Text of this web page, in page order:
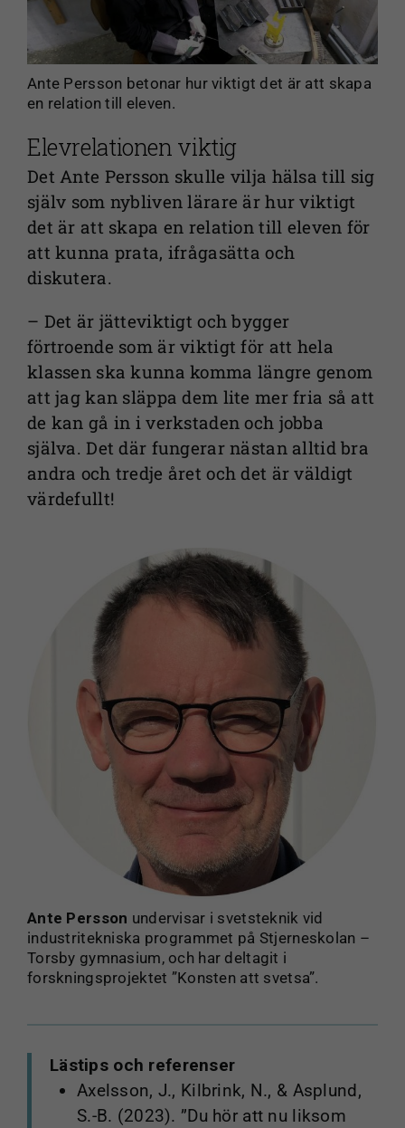
Ante Persson betonar hur viktigt det är att skapa
en relation till eleven.
Elevrelationen viktig
Det Ante Persson skulle vilja hälsa till sig
själv som nybliven lärare är hur viktigt
det är att skapa en relation till eleven för
att kunna prata, ifrågasätta och
diskutera.
– Det är jätteviktigt och bygger
förtroende som är viktigt för att hela
klassen ska kunna komma längre genom
att jag kan släppa dem lite mer fria så att
de kan gå in i verkstaden och jobba
själva. Det där fungerar nästan alltid bra
andra och tredje året och det är väldigt
värdefullt!
Ante Persson undervisar i svetsteknik vid
industritekniska programmet på Stjerneskolan –
Torsby gymnasium, och har deltagit i
forskningsprojektet ”Konsten att svetsa”.
Lästips och referenser
Axelsson, J., Kilbrink, N., & Asplund,
S.-B. (2023). ”Du hör att nu liksom
förbättra
webbplatsens
funktionalitet
och
hur
webbplatsen
används.
Upplevelse
ska prestera
så bra som
möjligt under
ditt besök.
Om du nekar
de här
kakorna
kommer viss
webbplatsen.
Marknadsföring
Genom att dela
med dig av dina
intressen och ditt
beteende när du
surfar ökar du
chansen att få se
personligt
anpassat
innehåll och
erbjudanden.